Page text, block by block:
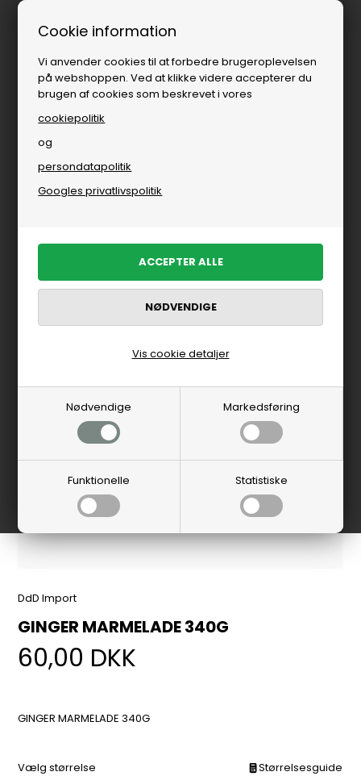
Cookie information
Vi anvender cookies til at forbedre brugeroplevelsen
på webshoppen. Ved at klikke videre accepterer du
brugen af cookies som beskrevet i vores
cookiepolitik
og
persondatapolitik
Googles privatlivspolitik
Nødvendige Markedsføring
Funktionelle Statistiske
Vis cookie detaljer
DdD Import
GINGER MARMELADE 340G
60,00 DKK
GINGER MARMELADE 340G
Vælg størrelse Størrelsesguide